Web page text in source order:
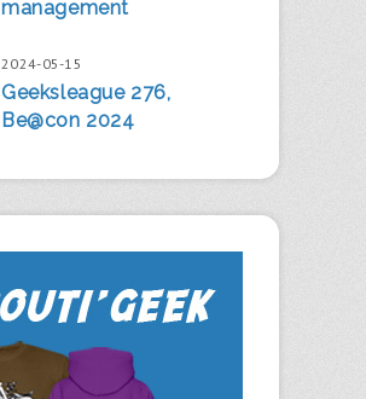
management
2024-05-15
Geeksleague 276,
Be@con 2024